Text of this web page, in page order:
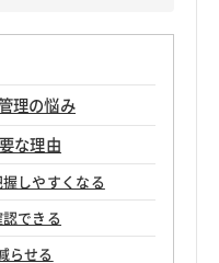
理の悩み
な理由
握しやすくなる
認できる
らせる